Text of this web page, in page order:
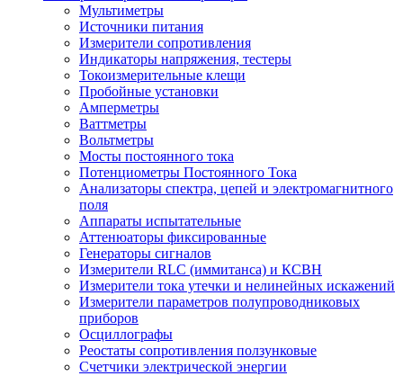
Мультиметры
Источники питания
Измерители сопротивления
Индикаторы напряжения, тестеры
Токоизмерительные клещи
Пробойные установки
Амперметры
Ваттметры
Вольтметры
Мосты постоянного тока
Потенциометры Постоянного Тока
Анализаторы спектра, цепей и электромагнитного
поля
Аппараты испытательные
Аттенюаторы фиксированные
Генераторы сигналов
Измерители RLC (иммитанса) и КСВН
Измерители тока утечки и нелинейных искажений
Измерители параметров полупроводниковых
приборов
Осциллографы
Реостаты сопротивления ползунковые
Счетчики электрической энергии